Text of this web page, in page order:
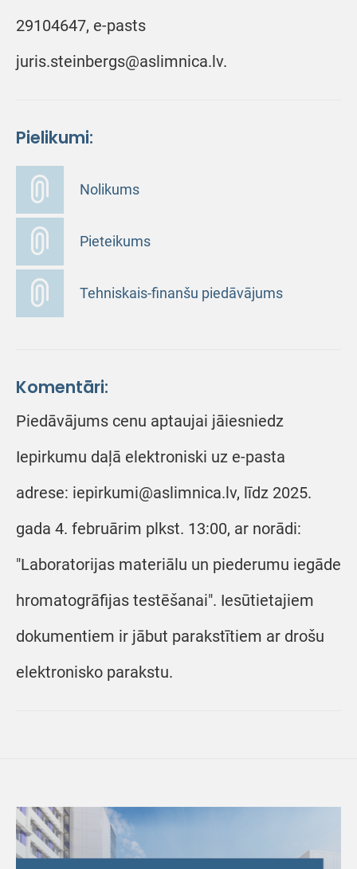
29104647, e-pasts
juris.steinbergs@aslimnica.lv.
Pielikumi:
Nolikums
Pieteikums
Tehniskais-finanšu piedāvājums
Komentāri:
Piedāvājums cenu aptaujai jāiesniedz
Iepirkumu daļā elektroniski uz e-pasta
adrese: iepirkumi@aslimnica.lv, līdz 2025.
gada 4. februārim plkst. 13:00, ar norādi:
"Laboratorijas materiālu un piederumu iegāde
hromatogrāfijas testēšanai". Iesūtietajiem
dokumentiem ir jābut parakstītiem ar drošu
elektronisko parakstu.